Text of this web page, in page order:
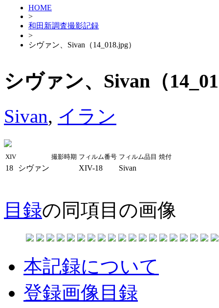
HOME
>
和田新調査撮影記録
>
シヴァン、Sivan（14_018.jpg）
シヴァン、Sivan（
Sivan, イラン
XIV 撮影時期 フィルム番号 フィルム品目 焼付
18 シヴァン XIV-18 Sivan
目録の同項目の画像
本記録について
登録画像目録